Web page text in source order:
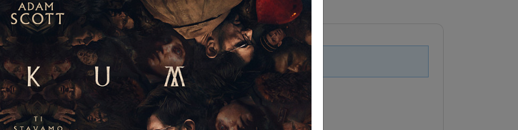
Non ci sono spettacoli legati a questo evento.